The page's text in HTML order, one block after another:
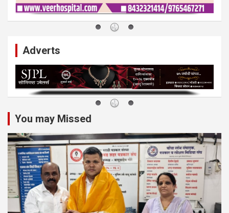
Adverts
You may Missed